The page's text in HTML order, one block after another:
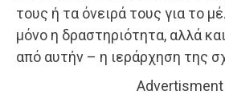
τους ή τα όνειρά τους για το
μόνο η δραστηριότητα, αλλά
από αυτήν – η ιεράρχηση της
Advertisment